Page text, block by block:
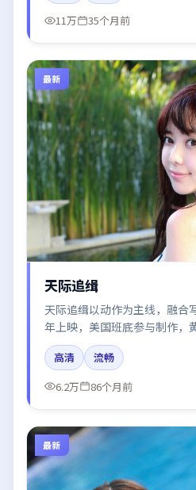
11万 35个月前
最新
天际追缉
天际追缉以动作为主线，融合
年上映，美国班底参与制作，
菲、易烊千玺在片中呈现细腻
乐与剪辑强化了情绪曲线。
高清
流畅
6.2万
86个月前
最新